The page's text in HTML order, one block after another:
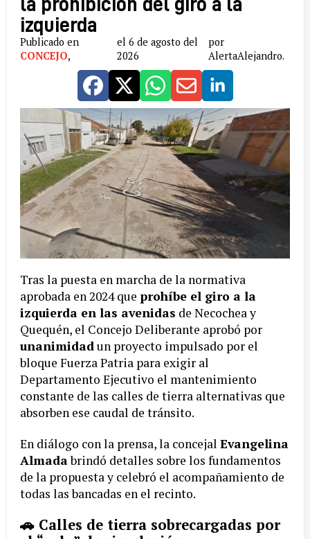
la prohibición del giro a la
izquierda
Publicado en
CONCEJO,
el 6 de agosto del
2026
por
AlertaAlejandro.
Tras la puesta en marcha de la normativa
aprobada en 2024 que prohíbe el giro a la
izquierda en las avenidas de Necochea y
Quequén, el Concejo Deliberante aprobó por
unanimidad un proyecto impulsado por el
bloque Fuerza Patria para exigir al
Departamento Ejecutivo el mantenimiento
constante de las calles de tierra alternativas que
absorben ese caudal de tránsito.
En diálogo con la prensa, la concejal Evangelina
Almadabrindó detalles sobre los fundamentos
de la propuesta y celebró el acompañamiento de
todas las bancadas en el recinto.
🚗 Calles de tierra sobrecargadas por